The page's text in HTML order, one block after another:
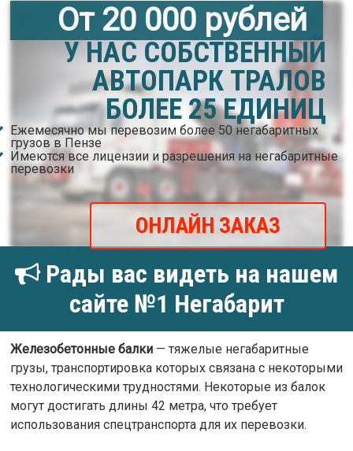
От 20 000 рублей
У НАС СОБСТВЕННЫЙ
АВТОПАРК ТРАЛОВ
БОЛЕЕ 25 ЕДИНИЦ
Ежемесячно мы перевозим более 50 негабаритных
грузов в Пензе
Имеются все лицензии и разрешения на негабаритные
перевозки
ОНЛАЙН ЗАКАЗ
Рады вас видеть на нашем
сайте №1 Негабарит
Железобетонные балки— тяжелые негабаритные
грузы, транспортировка которых связана с некоторыми
технологическими трудностями. Некоторые из балок
могут достигать длины 42 метра, что требует
использования спецтранспорта для их перевозки.